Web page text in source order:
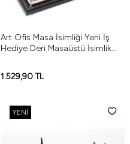
Art Ofis Masa İsimliği Yeni İş
Hediye Deri Masaüstü İsimlik
1.529,90 TL
YENI